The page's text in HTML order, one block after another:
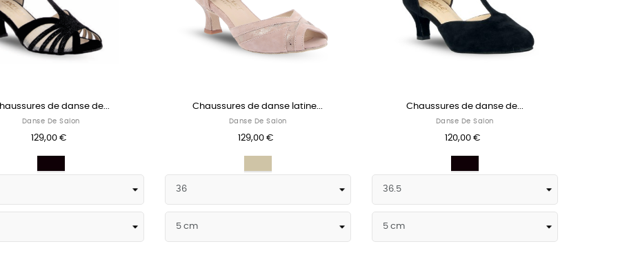
de danse de...
Danse De Salon
129,00 €
Chaussures de danse latine...
Danse De Salon
129,00 €
Chaussures de danse de...
Danse De Salon
120,00 €